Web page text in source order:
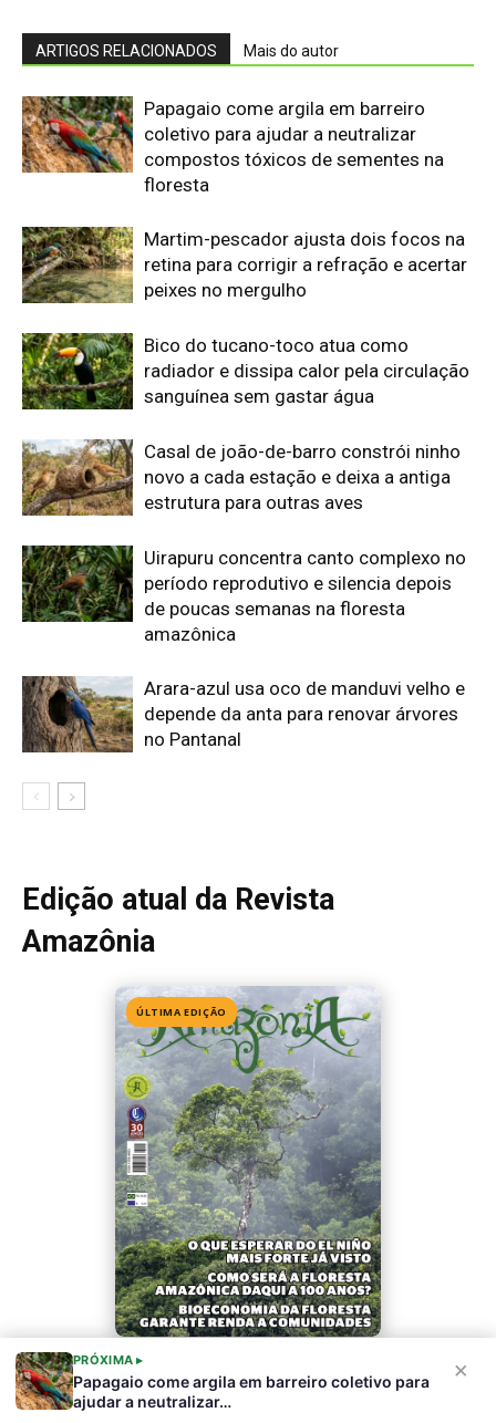
×
PRÓXIMA ▸
Papagaio come argila em barreiro coletivo para
ajudar a neutralizar…
ARTIGOS RELACIONADOS Mais do autor
Papagaio come argila em barreiro
coletivo para ajudar a neutralizar
compostos tóxicos de sementes na
floresta
Martim-pescador ajusta dois focos na
retina para corrigir a refração e acertar
peixes no mergulho
Bico do tucano-toco atua como
radiador e dissipa calor pela circulação
sanguínea sem gastar água
Casal de joão-de-barro constrói ninho
novo a cada estação e deixa a antiga
estrutura para outras aves
Uirapuru concentra canto complexo no
período reprodutivo e silencia depois
de poucas semanas na floresta
amazônica
Arara-azul usa oco de manduvi velho e
depende da anta para renovar árvores
no Pantanal
Edição atual da Revista
Amazônia
ÚLTIMA EDIÇÃO
📖 Ler agora